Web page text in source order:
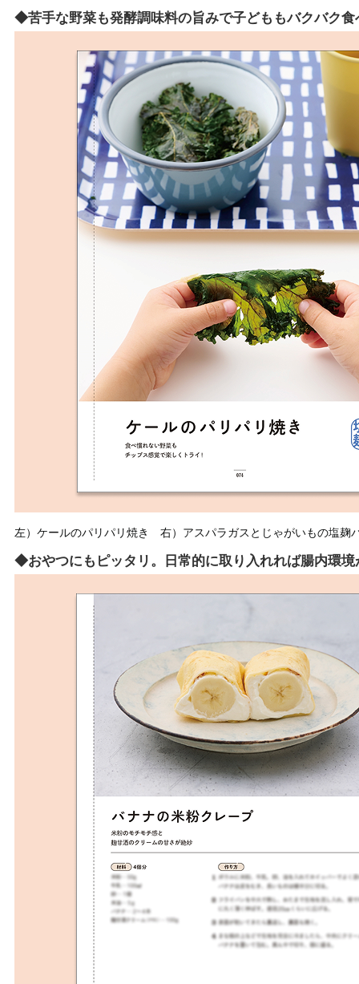
◆苦手な野菜も発酵調味料の旨みで子どももバクバク食
左）ケールのパリパリ焼き 右）アスパラガスとじゃがいもの塩麹
◆おやつにもピッタリ。日常的に取り入れれば腸内環境